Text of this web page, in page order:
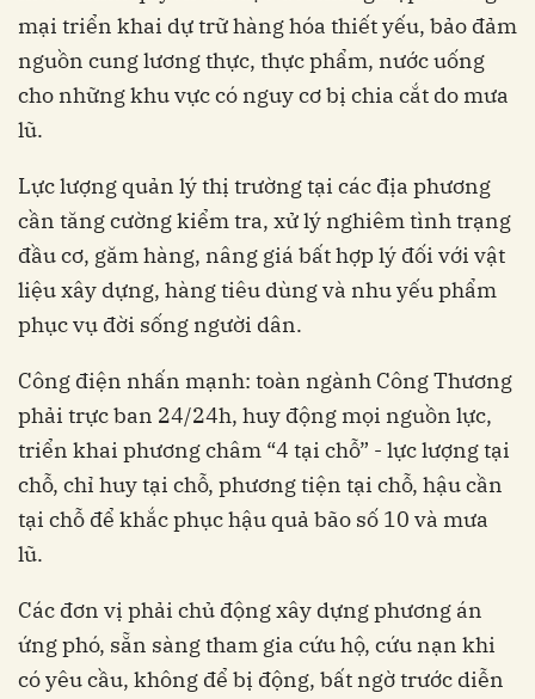
mại triển khai dự trữ hàng hóa thiết yếu, bảo đảm
nguồn cung lương thực, thực phẩm, nước uống
cho những khu vực có nguy cơ bị chia cắt do mưa
lũ.
Lực lượng quản lý thị trường tại các địa phương
cần tăng cường kiểm tra, xử lý nghiêm tình trạng
đầu cơ, găm hàng, nâng giá bất hợp lý đối với vật
liệu xây dựng, hàng tiêu dùng và nhu yếu phẩm
phục vụ đời sống người dân.
Công điện nhấn mạnh: toàn ngành Công Thương
phải trực ban 24/24h, huy động mọi nguồn lực,
triển khai phương châm “4 tại chỗ” - lực lượng tại
chỗ, chỉ huy tại chỗ, phương tiện tại chỗ, hậu cần
tại chỗ để khắc phục hậu quả bão số 10 và mưa
lũ.
Các đơn vị phải chủ động xây dựng phương án
ứng phó, sẵn sàng tham gia cứu hộ, cứu nạn khi
có yêu cầu, không để bị động, bất ngờ trước diễn